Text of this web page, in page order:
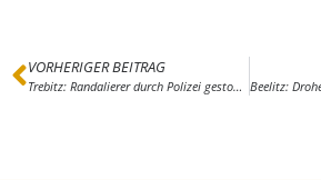
VORHERIGER BEITRAG
Trebitz: Randalierer durch Polizei gestoppt